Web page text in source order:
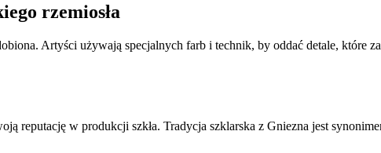
rzemiosła
Artyści używają specjalnych farb i technik, by oddać detale, które
reputację w produkcji szkła. Tradycja szklarska z Gniezna jest